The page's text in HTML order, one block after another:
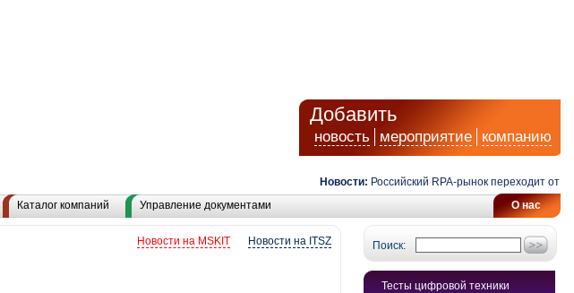
Добавить
новость мероприятие компанию
Новости: Российский RPA-рынок переходит от
О нас
Каталог компаний Управление документами
Поиск:
Тесты цифровой техники
Новости на ITSZ
Новости на MSKIT